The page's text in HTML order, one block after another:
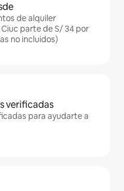
de alquiler
parte de S/ 34 por
no incluidos)
verificadas
para ayudarte a